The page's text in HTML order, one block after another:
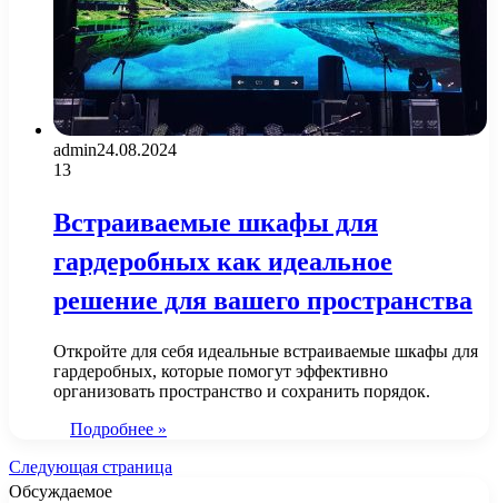
admin24.08.2024
13
Встраиваемые шкафы для
гардеробных как идеальное
решение для вашего пространства
Откройте для себя идеальные встраиваемые шкафы для
гардеробных, которые помогут эффективно
организовать пространство и сохранить порядок.
Подробнее »
Следующая страница
Обсуждаемое